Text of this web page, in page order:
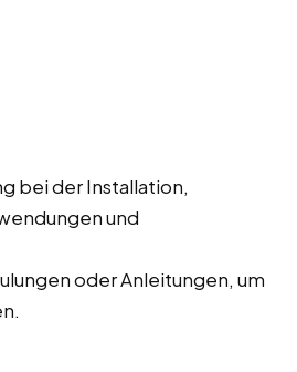
bei der Installation,
und
oder Anleitungen, um